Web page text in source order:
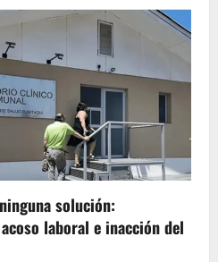
solución:
laboral e inacción del